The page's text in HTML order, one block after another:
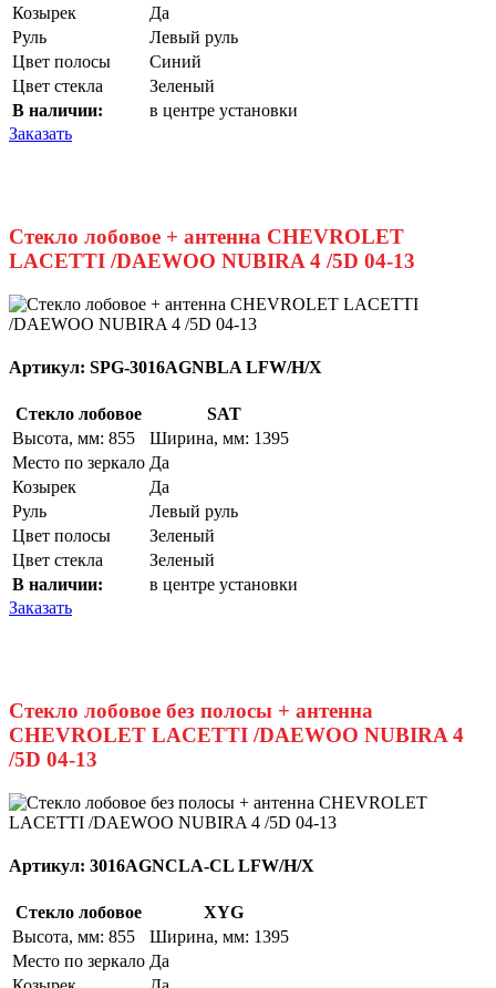
Козырек
Да
Руль
Левый руль
Цвет полосы
Синий
Цвет стекла
Зеленый
В наличии:
в центре установки
Заказать
Стекло лобовое + антенна CHEVROLET
LACETTI /DAEWOO NUBIRA 4 /5D 04-13
Артикул: SPG-3016AGNBLA LFW/H/X
Стекло лобовое
SAT
Высота, мм: 855
Ширина, мм: 1395
Место по зеркало Да
Козырек
Да
Руль
Левый руль
Цвет полосы
Зеленый
Цвет стекла
Зеленый
В наличии:
в центре установки
Заказать
Стекло лобовое без полосы + антенна
CHEVROLET LACETTI /DAEWOO NUBIRA 4
/5D 04-13
Артикул: 3016AGNCLA-CL LFW/H/X
Стекло лобовое
XYG
Высота, мм: 855
Ширина, мм: 1395
Место по зеркало Да